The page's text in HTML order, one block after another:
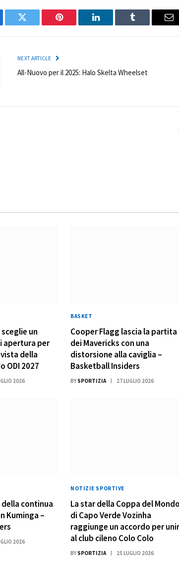
Twitter Pinterest LinkedIn Tumblr
NEXT ARTICLE
All-Nuovo per il 2025: Halo Skelta Wheelset
un
apertura per
della
ODI 2027
2026
BASKET
Cooper Flagg lascia la partita
dei Mavericks con una
distorsione alla caviglia –
Basketball Insiders
BY SPORTIZIA 27 LUGLIO 2026
continua
Kuminga –
2026
NOTIZIE SPORTIVE
La star della Coppa del Mondo
di Capo Verde Vozinha
raggiunge un accordo per
al club cileno Colo Colo
BY SPORTIZIA 25 LUGLIO 2026